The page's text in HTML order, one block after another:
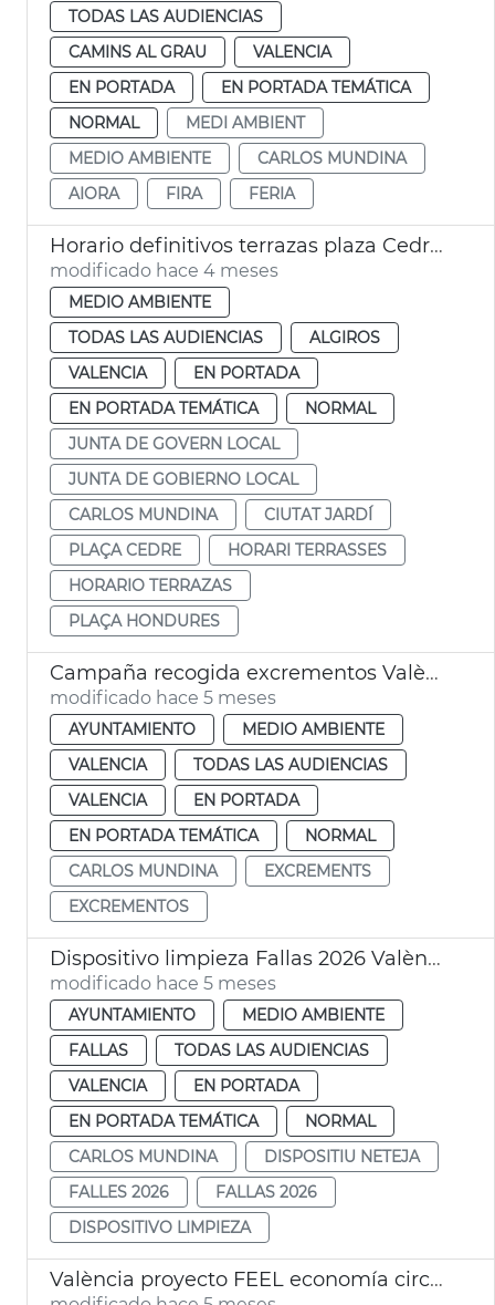
TODAS LAS AUDIENCIAS
CAMINS AL GRAU
VALENCIA
EN PORTADA
EN PORTADA TEMÁTICA
NORMAL
MEDI AMBIENT
MEDIO AMBIENTE
CARLOS MUNDINA
AIORA
FIRA FERIA
Horario definitivos terrazas plaza Cedre y plaza Hondures
modificado hace 4 meses
MEDIO AMBIENTE
TODAS LAS AUDIENCIAS
ALGIROS
VALENCIA
EN PORTADA
EN PORTADA TEMÁTICA
NORMAL
JUNTA DE GOVERN LOCAL
JUNTA DE GOBIERNO LOCAL
CARLOS MUNDINA
CIUTAT JARDÍ
PLAÇA CEDRE
HORARI TERRASSES
HORARIO TERRAZAS
PLAÇA HONDURES
Campaña recogida excrementos València
modificado hace 5 meses
AYUNTAMIENTO
MEDIO AMBIENTE
VALENCIA
TODAS LAS AUDIENCIAS
VALENCIA
EN PORTADA
EN PORTADA TEMÁTICA
NORMAL
CARLOS MUNDINA
EXCREMENTS
EXCREMENTOS
Dispositivo limpieza Fallas 2026 València
modificado hace 5 meses
AYUNTAMIENTO
MEDIO AMBIENTE
FALLAS
TODAS LAS AUDIENCIAS
VALENCIA
EN PORTADA
EN PORTADA TEMÁTICA
NORMAL
CARLOS MUNDINA
DISPOSITIU NETEJA
FALLES 2026
FALLAS 2026
DISPOSITIVO LIMPIEZA
València proyecto FEEL economía circular